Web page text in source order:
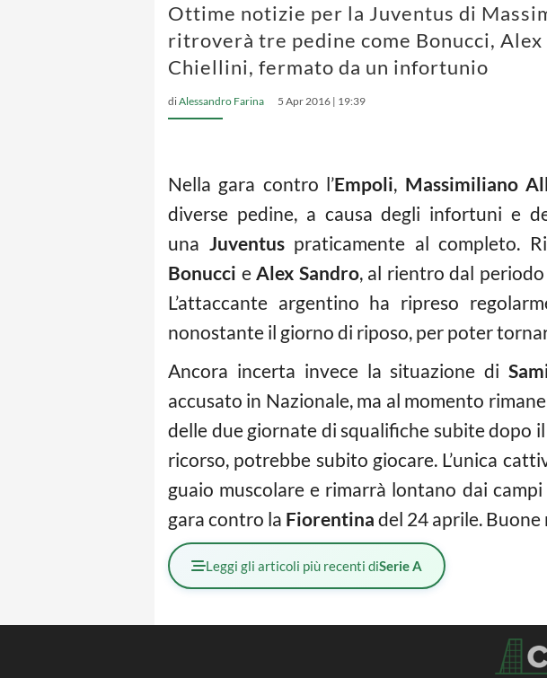
Ottime notizie per la Juventus di
ritroverà tre pedine come Bonucci,
Chiellini, fermato da un infortunio
diAlessandro Farina 5 Apr 2016 | 19:39
Nella gara contro l’Empoli, Massimiliano
diverse pedine, a causa degli infortuni e
una Juventuspraticamente al completo.
Bonucci eAlex Sandro, al rientro dal
L’attaccante argentino ha ripreso
nonostante il giorno di riposo, per poter
Ancora incerta invece la situazione di
accusato in Nazionale, ma al momento
delle due giornate di squalifiche subite dopo
ricorso, potrebbe subito giocare. L’unica
guaio muscolare e rimarrà lontano dai
gara contro la Fiorentina del 24 aprile.
Leggi gli articoli più recenti diSerie A